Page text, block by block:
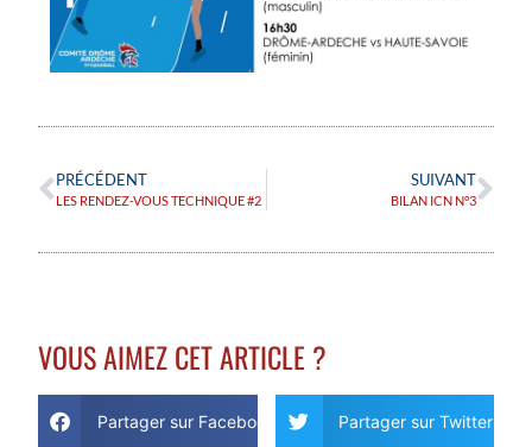
PRÉCÉDENT
LES RENDEZ-VOUS TECHNIQUE #2
SUIVANT
BILAN ICN N°3
VOUS AIMEZ CET ARTICLE ?
Partager sur Facebook Partager sur Twitter